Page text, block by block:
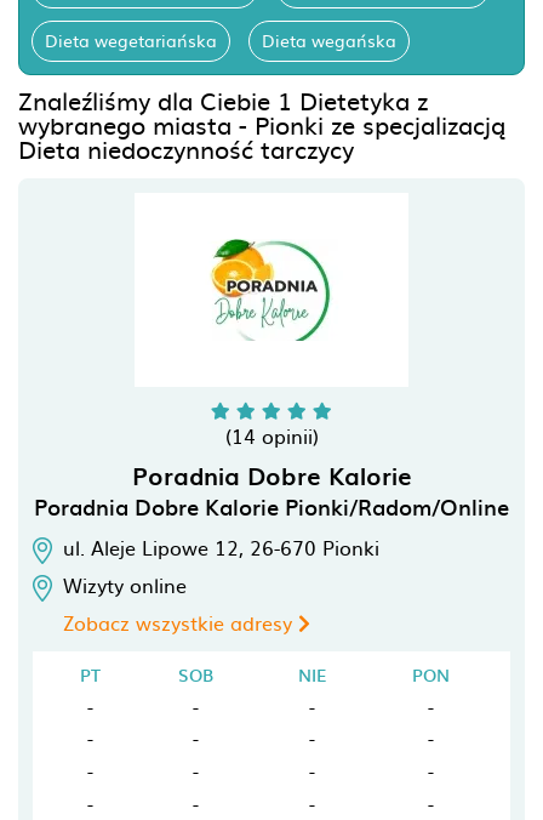
Dieta wegetariańska Dieta wegańska
Znaleźliśmy dla Ciebie 1 Dietetyka z
wybranego miasta - Pionki ze specjalizacją
Dieta niedoczynność tarczycy
(14 opinii)
Poradnia Dobre Kalorie
Poradnia Dobre Kalorie Pionki/Radom/Online
ul. Aleje Lipowe 12, 26-670 Pionki
Wizyty online
Zobacz wszystkie adresy
PT SOB NIE
PON
-
- -
-
-
- -
-
-
- -
-
-
- - -